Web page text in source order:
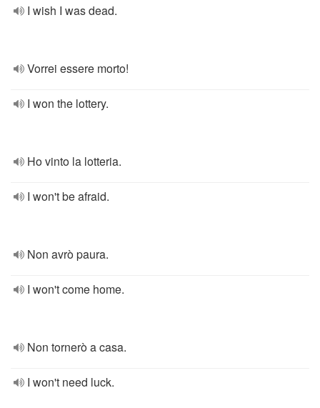
I wish I was dead.
Vorrei essere morto!
I won the lottery.
Ho vinto la lotteria.
I won't be afraid.
Non avrò paura.
I won't come home.
Non tornerò a casa.
I won't need luck.